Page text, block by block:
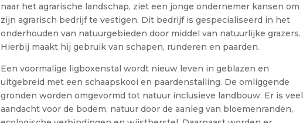
naar het agrarische landschap, ziet een jonge ondernemer kansen om
zijn agrarisch bedrijf te vestigen. Dit bedrijf is gespecialiseerd in het
onderhouden van natuurgebieden door middel van natuurlijke grazers.
Hierbij maakt hij gebruik van schapen, runderen en paarden.
Een voormalige ligboxenstal wordt nieuw leven in geblazen en
uitgebreid met een schaapskooi en paardenstalling. De omliggende
gronden worden omgevormd tot natuur inclusieve landbouw. Er is veel
aandacht voor de bodem, natuur door de aanleg van bloemenranden,